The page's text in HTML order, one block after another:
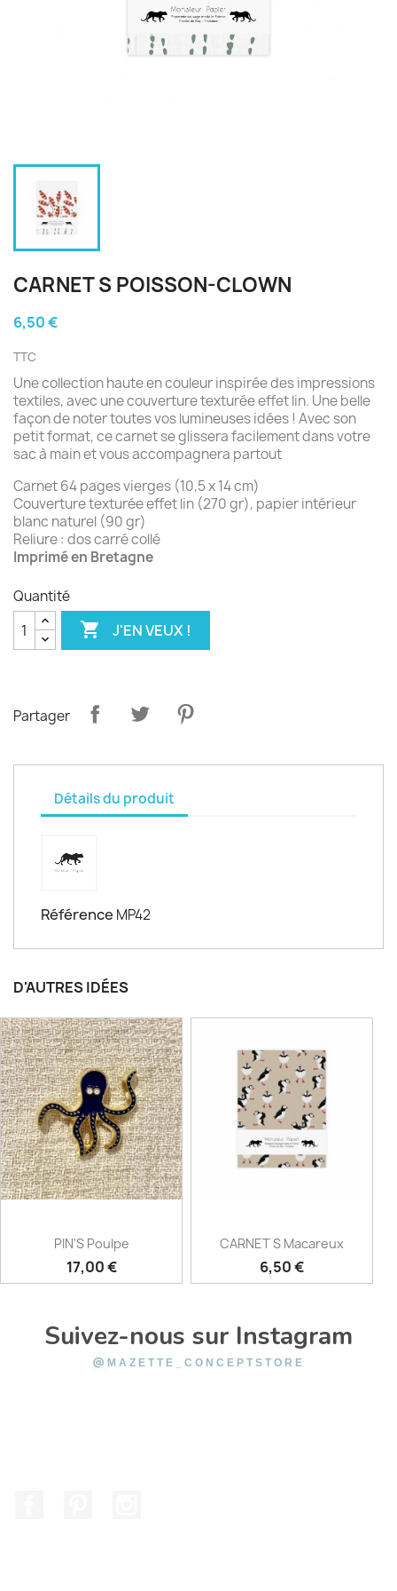
CARNET S POISSON-CLOWN
6,50 €
TTC
Une collection haute en couleur inspirée des impressions
textiles, avec une couverture texturée effet lin. Une belle
façon de noter toutes vos lumineuses idées ! Avec son
petit format, ce carnet se glissera facilement dans votre
sac à main et vous accompagnera partout
Carnet 64 pages vierges (10,5 x 14 cm)
Couverture texturée effet lin (270 gr), papier intérieur
blanc naturel (90 gr)
Reliure : dos carré collé
Imprimé en Bretagne
Quantité
 J'EN VEUX !
Partager
Détails du produit
Référence MP42
D'AUTRES IDÉES
PIN'S Poulpe
Prix
17,00 €
CARNET S Macareux
Prix
6,50 €
Suivez-nous sur Instagram
@ MAZETTE_CONCEPTSTORE